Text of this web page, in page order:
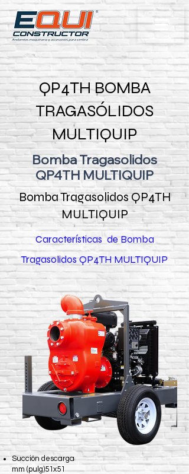
QP4TH BOMBA
TRAGASÓLIDOS
MULTIQUIP
Bomba Tragasolidos
QP4TH MULTIQUIP
Bomba Tragasolidos QP4TH
MULTIQUIP
Características de Bomba
Tragasolidos QP4TH MULTIQUIP
Succión descarga
mm (pulg)51x51